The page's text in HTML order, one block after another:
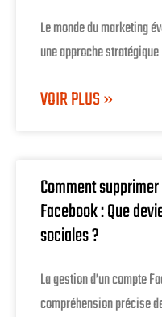
Le monde du marketing
une approche stratégique
VOIR PLUS »
Comment
Facebook : Que
sociales ?
La gestion d’un compte
compréhension précise